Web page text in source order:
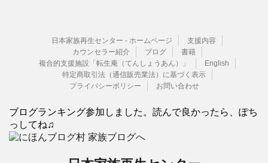
日本家族再生センター - ホームページ
支援内容
カウンセラー紹介
ブログ
書籍
複合的支援施設「転生庵（てんしょうあん）」
English
特定商取引法（通信販売業法）に基づく表示
プライバシーポリシー
お問い合わせ
ブログランキング参加しました。読んで良かったら、ぽち
っしてね♫